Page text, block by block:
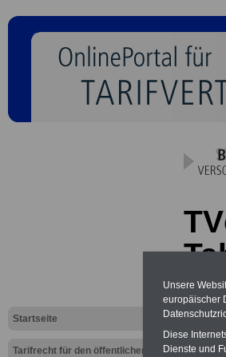
Startseite
Tarifrecht für den öffentlichen
Unsere
europäischer
Diese
Dienste und